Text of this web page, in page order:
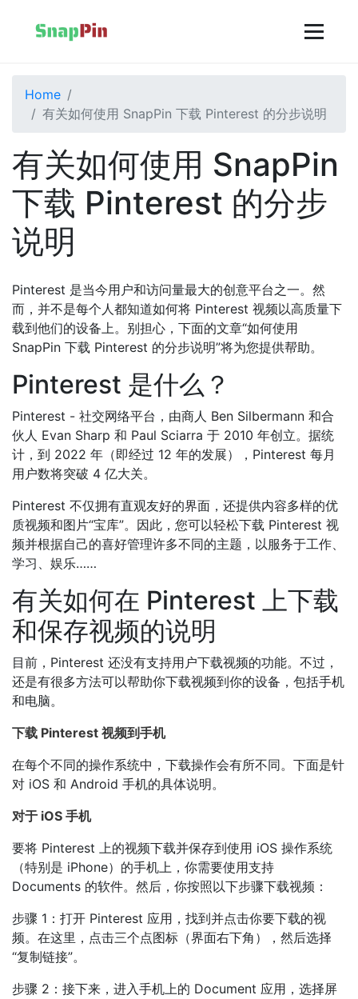
Home
有关如何使用 SnapPin 下载 Pinterest 的分步说明
有关如何使用 SnapPin
下载 Pinterest 的分步
说明
Pinterest 是当今用户和访问量最大的创意平台之一。然
而，并不是每个人都知道如何将 Pinterest 视频以高质量下
载到他们的设备上。别担心，下面的文章“如何使用
SnapPin 下载 Pinterest 的分步说明”将为您提供帮助。
Pinterest 是什么？
Pinterest - 社交网络平台，由商人 Ben Silbermann 和合
伙人 Evan Sharp 和 Paul Sciarra 于 2010 年创立。据统
计，到 2022 年（即经过 12 年的发展），Pinterest 每月
用户数将突破 4 亿大关。
Pinterest 不仅拥有直观友好的界面，还提供内容多样的优
质视频和图片“宝库”。因此，您可以轻松下载 Pinterest 视
频并根据自己的喜好管理许多不同的主题，以服务于工作、
学习、娱乐……
有关如何在 Pinterest 上下载
和保存视频的说明
目前，Pinterest 还没有支持用户下载视频的功能。不过，
还是有很多方法可以帮助你下载视频到你的设备，包括手机
和电脑。
下载 Pinterest 视频到手机
在每个不同的操作系统中，下载操作会有所不同。下面是针
对 iOS 和 Android 手机的具体说明。
对于 iOS 手机
要将 Pinterest 上的视频下载并保存到使用 iOS 操作系统
（特别是 iPhone）的手机上，你需要使用支持
Documents 的软件。然后，你按照以下步骤下载视频：
步骤 1：打开 Pinterest 应用，找到并点击你要下载的视
频。在这里，点击三个点图标（界面右下角），然后选择
“复制链接”。
步骤 2：接下来，进入手机上的 Document 应用，选择屏